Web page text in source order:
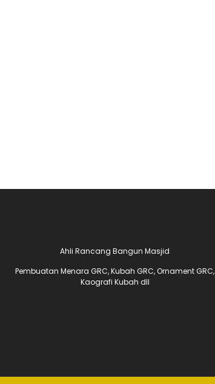
Ahli Rancang Bangun Masjid
Pembuatan Menara GRC, Kubah GRC, Ornament GRC,
Kaografi Kubah dll